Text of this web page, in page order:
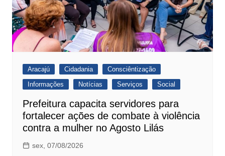
Aracajú Cidadania
Consciêntização
Informações
Notícias Serviços Social
Prefeitura capacita servidores para
fortalecer ações de combate à violência
contra a mulher no Agosto Lilás
sex, 07/08/2026